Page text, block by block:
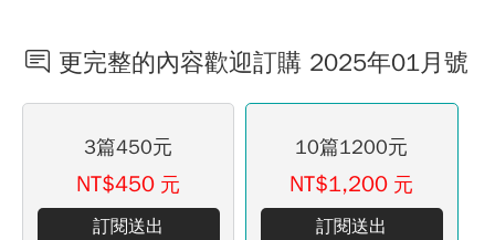
更完整的內容歡迎訂購 2025年01月號
3篇450元
NT$450 元
訂閱送出
10篇1200元
NT$1,200 元
訂閱送出